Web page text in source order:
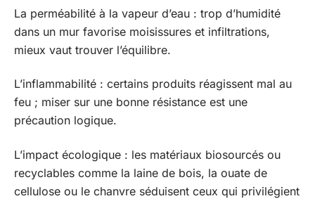
La perméabilité à la vapeur d’eau : trop d’humidité
dans un mur favorise moisissures et infiltrations,
mieux vaut trouver l’équilibre.
L’inflammabilité : certains produits réagissent mal au
feu ; miser sur une bonne résistance est une
précaution logique.
L’impact écologique : les matériaux biosourcés ou
recyclables comme la laine de bois, la ouate de
cellulose ou le chanvre séduisent ceux qui privilégient